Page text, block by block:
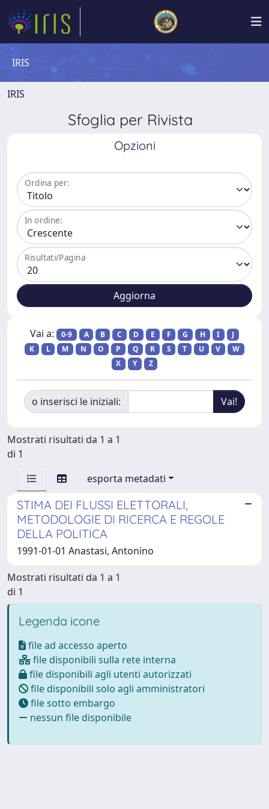
IRIS
IRIS
Sfoglia per Rivista
Opzioni
Ordina per:
In ordine:
Risultati/Pagina
Vai a: 0-9 A B C D E F G H I
J
K
L M N O P Q R S T U V
W
X
Y Z
o inserisci le iniziali:
Mostrati risultati da 1 a 1
di 1
esporta metadati
STIMA DEI FLUSSI ELETTORALI,
METODOLOGIE DI RICERCA E REGOLE
DELLA POLITICA
1991-01-01 Anastasi, Antonino
Mostrati risultati da 1 a 1
di 1
Legenda icone
file ad accesso aperto
file disponibili sulla rete interna
file disponibili agli utenti autorizzati
file disponibili solo agli amministratori
file sotto embargo
nessun file disponibile